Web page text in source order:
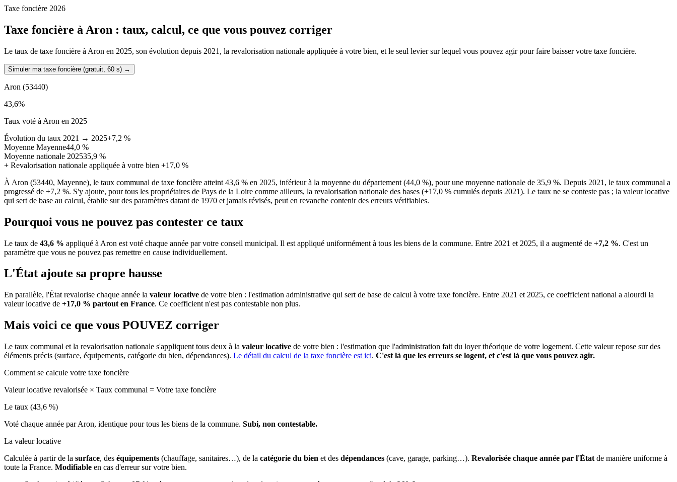
Taxe foncière 2026
Taxe foncière à Aron : taux, calcul, ce que vous pouvez corriger
Le taux de taxe foncière à Aron en 2025, son évolution depuis 2021, la revalorisation nationale appliquée à votre bien, et le seul levier sur lequel vous pouvez agir pour faire baisser votre taxe foncière.
Simuler ma taxe foncière (gratuit, 60 s) →
Aron (53440)
43,6%
Taux voté à Aron en 2025
Évolution du taux 2021 → 2025+7,2 %
Moyenne Mayenne44,0 %
Moyenne nationale 202535,9 %
+ Revalorisation nationale appliquée à votre bien +17,0 %
À Aron (53440, Mayenne), le taux communal de taxe foncière atteint 43,6 % en 2025, inférieur à la moyenne du département (44,0 %), pour une moyenne nationale de 35,9 %. Depuis 2021, le taux communal a
progressé de +7,2 %. S'y ajoute, pour tous les propriétaires de Pays de la Loire comme ailleurs, la revalorisation nationale des bases (+17,0 % cumulés depuis 2021). Le taux ne se conteste pas ; la valeur locative
qui sert de base au calcul, établie sur des paramètres datant de 1970 et jamais révisés, peut en revanche contenir des erreurs vérifiables.
Pourquoi vous ne pouvez pas contester ce taux
Le taux de 43,6 % appliqué à Aron est voté chaque année par votre conseil municipal. Il est appliqué uniformément à tous les biens de la commune. Entre 2021 et 2025, il a augmenté de +7,2 %. C'est un
paramètre que vous ne pouvez pas remettre en cause individuellement.
L'État ajoute sa propre hausse
En parallèle, l'État revalorise chaque année la valeur locative de votre bien : l'estimation administrative qui sert de base de calcul à votre taxe foncière. Entre 2021 et 2025, ce coefficient national a alourdi la
valeur locative de +17,0 % partout en France. Ce coefficient n'est pas contestable non plus.
Mais voici ce que vous POUVEZ corriger
Le taux communal et la revalorisation nationale s'appliquent tous deux à la valeur locative de votre bien : l'estimation que l'administration fait du loyer théorique de votre logement. Cette valeur repose sur des
éléments précis (surface, équipements, catégorie du bien, dépendances). Le détail du calcul de la taxe foncière est ici. C'est là que les erreurs se logent, et c'est là que vous pouvez agir.
Comment se calcule votre taxe foncière
Valeur locative revalorisée × Taux communal = Votre taxe foncière
Le taux (43,6 %)
Voté chaque année par Aron, identique pour tous les biens de la commune. Subi, non contestable.
La valeur locative
Calculée à partir de la surface, des équipements (chauffage, sanitaires…), de la catégorie du bien et des dépendances (cave, garage, parking…). Revalorisée chaque année par l'État de manière uniforme à
toute la France. Modifiable en cas d'erreur sur votre bien.